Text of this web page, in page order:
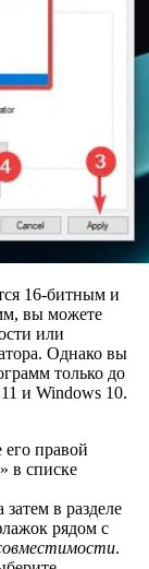
16-битным и
вы можете
или
Однако вы
только до
и Windows 10.
правой
в списке
в разделе
рядом с
.